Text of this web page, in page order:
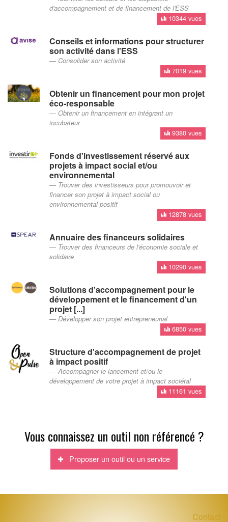
d'accompagnement et de financement de l'ESS
10344 vues
Conseils et informations pour structurer
son activité dans l'ESS
Consolider son activité
7019 vues
Obtenir un financement pour mon projet
éco-responsable
Obtenir un financement en intégrant un
incubateur
9380 vues
Fonds d'investissement réservé aux
projets à impact social et/ou
environnemental
Trouver des investisseurs pour promouvoir et
financer son projet à impact social ou
environnemental positif
12878 vues
Annuaire des financeurs solidaires
Trouver des financeurs de l'économie sociale et
solidaire
10290 vues
Solutions d'accompagnement pour le
développement et le financement d'un
projet [...]
Développer son projet entrepreneurial
6850 vues
Structure d'accompagnement de projet
à impact positif
Accompagner le lancement et/ou le
développement de votre projet à impact sociétal
11161 vues
Vous connaissez un outil non référencé ?
Proposer un outil ou un service
Contact